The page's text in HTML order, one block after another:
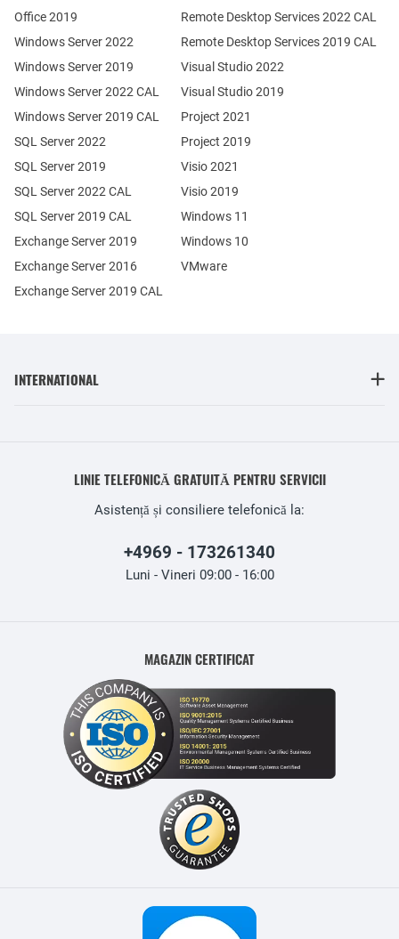
Office 2019
Windows Server 2022
Windows Server 2019
Exchange Server 2019
Exchange Server 2016
SQL Server 2022
SQL Server 2019
Windows Server 2022 CAL
Windows Server 2019 CAL
SQL Server 2022 CAL
SQL Server 2019 CAL
Remote Desktop Services 2022 CAL
Remote Desktop Services 2019 CAL
Exchange Server 2019 CAL
Visual Studio 2022
Visual Studio 2019
Project 2021
Project 2019
Visio 2021
Visio 2019
Windows 11
Windows 10
VMware
INTERNATIONAL
LINIE TELEFONICĂ GRATUITĂ PENTRU SERVICII
Asistență și consiliere telefonică la:
+4969 - 173261340
Luni - Vineri 09:00 - 16:00
MAGAZIN CERTIFICAT